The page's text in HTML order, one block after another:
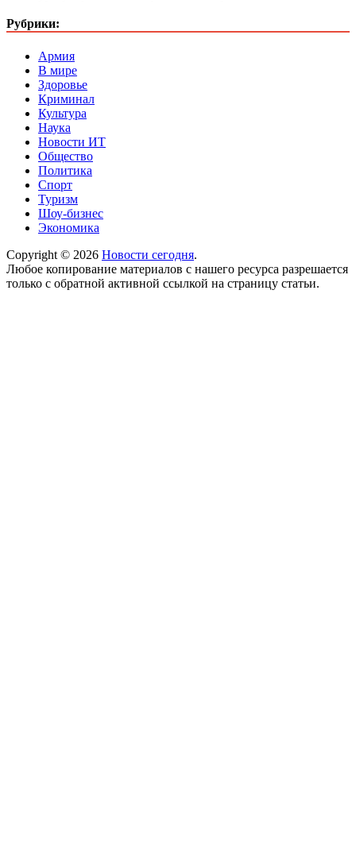
Рубрики:
Армия
В мире
Здоровье
Криминал
Культура
Наука
Новости ИТ
Общество
Политика
Спорт
Туризм
Шоу-бизнес
Экономика
Copyright © 2026 Новости сегодня.
Любое копирование материалов с нашего ресурса разрешается
только с обратной активной ссылкой на страницу статьи.